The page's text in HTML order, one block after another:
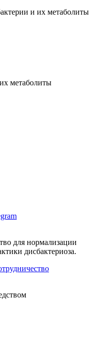
и их метаболиты
метаболиты
для нормализации
дисбактериоза.